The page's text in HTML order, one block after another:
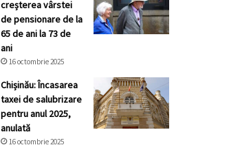
creșterea vârstei
de pensionare de la
65 de ani la 73 de
ani
16 octombrie 2025
Chișinău: Încasarea
taxei de salubrizare
pentru anul 2025,
anulată
16 octombrie 2025